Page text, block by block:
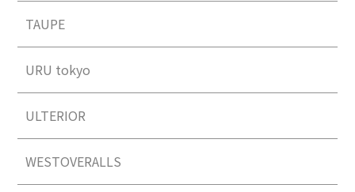
TAUPE
URU tokyo
ULTERIOR
WESTOVERALLS